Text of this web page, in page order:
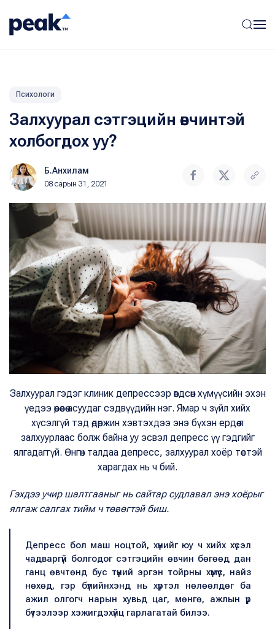
Психологи
Залхуурал сэтгэцийн өвчинтэй
холбогдох уу?
Б.Анхилам
08 сарын 31, 2021
Залхуурал гэдэг клиник депрессээр өвдсөн хүмүүсийн эхэн
үедээ өөрөөсөө асуудаг сэдвүүдийн нэг. Ямар ч зүйл хийх
хүсэлгүй тэд өдөржин хэвтэхдээ энэ бүхэн ердөө л
залхуурлаас болж байна уу эсвэл депресс үү гэдгийг
ялгадаггүй. Өнгөн талдаа депресс, залхуурал хоёр төстэй
харагдах нь ч бий.
Гэхдээ учир шалтгааныг нь сайтар судлавал энэ хоёрыг
ялгаж салгах тийм ч төвөгтэй биш.
Депресс бол маш ноцтой, хүнийг юу ч хийх хүсэл
чадваргүй болгодог сэтгэцийн өвчин бөгөөд дан
ганц өвчтөнд бус түүний эргэн тойрны хүмүүс, найз
нөхөд, гэр бүлийнхэнд нь хүртэл нөлөөлдөг ба
ажил олгогч нарын хувьд цаг, мөнгө, ажлын үр
бүтээлээр хэжигдэхүйц гарлагатай билээ.